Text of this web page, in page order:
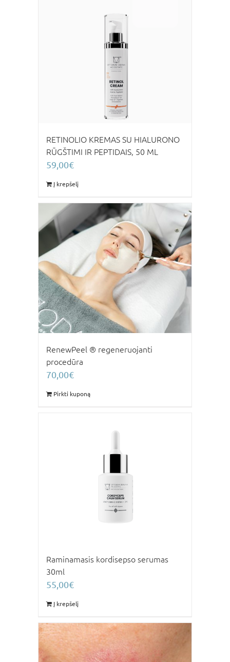
RETINOLIO KREMAS SU HIALURONO
RŪGŠTIMI IR PEPTIDAIS, 50 ML
59,00€
Į krepšelį
RenewPeel ® regeneruojanti
procedūra
70,00€
Pirkti kuponą
Raminamasis kordisepso serumas
30ml
55,00€
Į krepšelį